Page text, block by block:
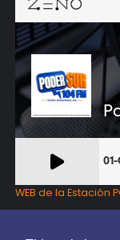
WEB de la Estación